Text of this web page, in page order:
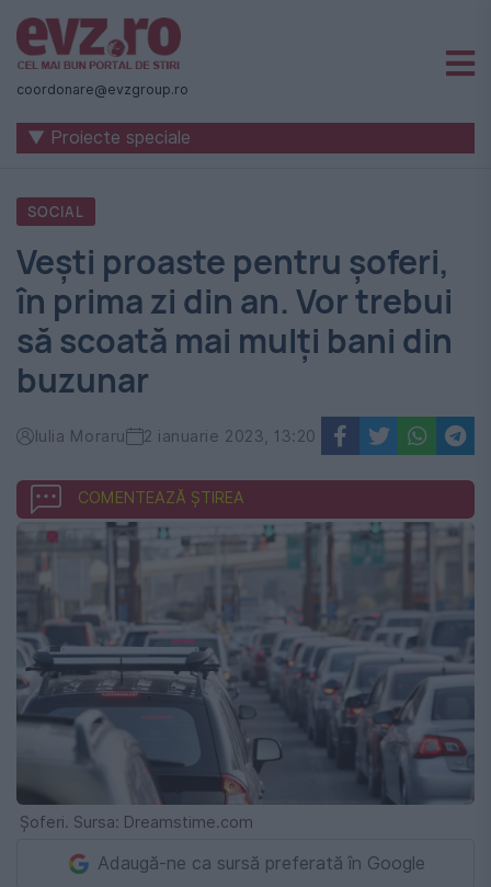
Știri
naționale
internaționale
România
-
Evenimentul
Zilei
coordonare@evzgroup.ro
▼ Proiecte speciale
SOCIAL
Vești proaste pentru șoferi,
în prima zi din an. Vor trebui
să scoată mai mulți bani din
buzunar
Iulia Moraru 2 ianuarie 2023, 13:20
COMENTEAZĂ ȘTIREA
Șoferi. Sursa: Dreamstime.com
Adaugă-ne ca sursă preferată în Google